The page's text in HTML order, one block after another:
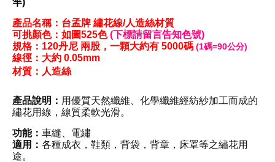
產品名稱：台孟牌 繡花線/人造絲材質
可挑顏色： 如圖525色(下標請留言告知色號)
規格：120丹尼 兩股 ， 一顆大約有 5000碼 (1碼=90公分)
線徑：大約 0.05mm
材質 ：人造絲
產品說明： 用優質天然纖維、化學纖維經紡紗加工而成的
繡花用線 ， 線質柔軟光滑。
功能： 車縫
電繡
適用： 各種成衣，鞋類，背袋，背章，床罩等之繡花用
途。